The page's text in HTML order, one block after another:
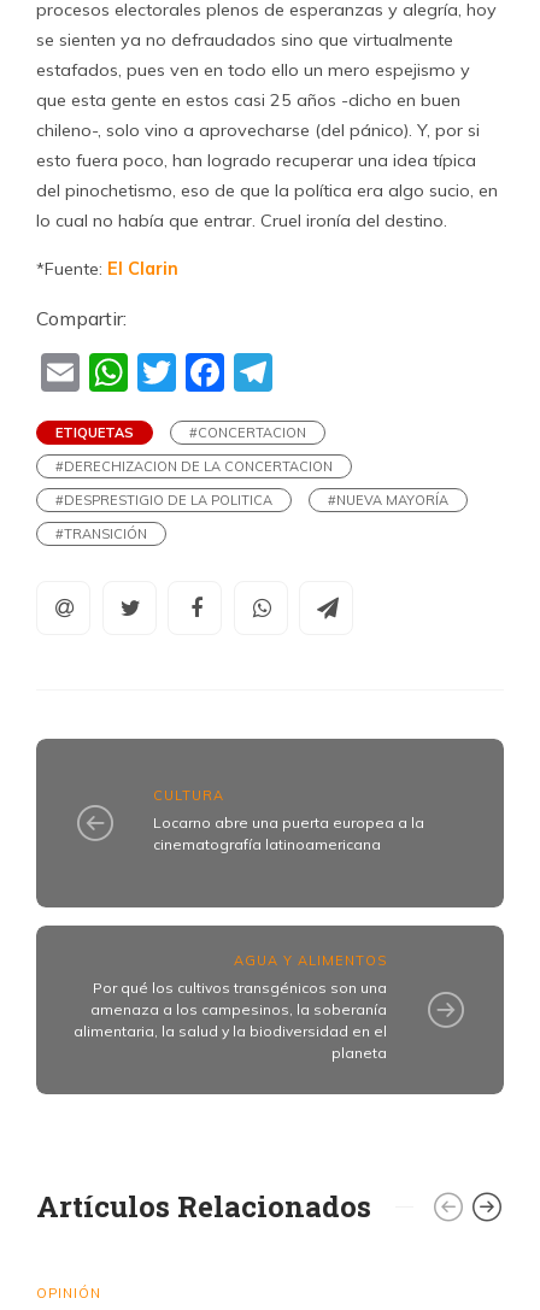
procesos electorales plenos de esperanzas y alegría, hoy
se sienten ya no defraudados sino que virtualmente
estafados, pues ven en todo ello un mero espejismo y
que esta gente en estos casi 25 años -dicho en buen
chileno-, solo vino a aprovecharse (del pánico). Y, por si
esto fuera poco, han logrado recuperar una idea típica
del pinochetismo, eso de que la política era algo sucio, en
lo cual no había que entrar. Cruel ironía del destino.
*Fuente: El Clarin
Compartir:
EmailWhatsApp
TwitterFacebook
ETIQUETAS
#CONCERTACION
#DERECHIZACION DE LA CONCERTACION
#DESPRESTIGIO DE LA POLITICA
#NUEVA MAYORÍA
#TRANSICIÓN
CULTURA
Locarno abre una puerta europea a la
cinematografía latinoamericana
AGUA Y ALIMENTOS
Por qué los cultivos transgénicos son una
amenaza a los campesinos, la soberanía
alimentaria, la salud y la biodiversidad en el
planeta
Artículos Relacionados
OPINIÓN